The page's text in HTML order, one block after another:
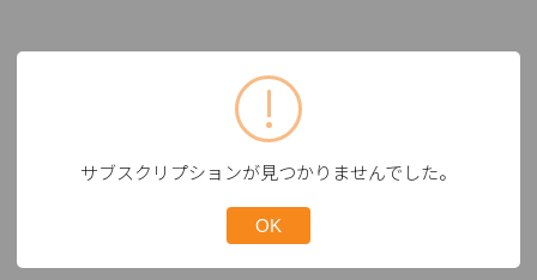
サブスクリプションが見つかりませんでした。
OK